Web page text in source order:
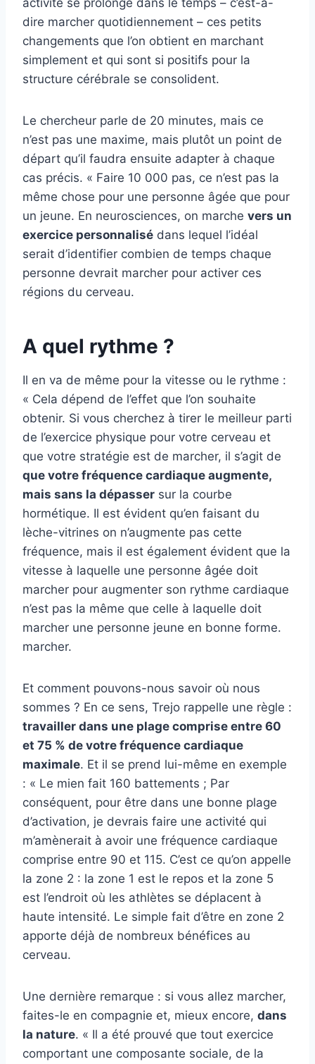
activité se prolonge dans le temps – c’est-à-
dire marcher quotidiennement – ces petits
changements que l’on obtient en marchant
simplement et qui sont si positifs pour la
structure cérébrale se consolident.
Le chercheur parle de 20 minutes, mais ce
n’est pas une maxime, mais plutôt un point de
départ qu’il faudra ensuite adapter à chaque
cas précis. « Faire 10 000 pas, ce n’est pas la
même chose pour une personne âgée que pour
un jeune. En neurosciences, on marche vers un
exercice personnalisé dans lequel l’idéal
serait d’identifier combien de temps chaque
personne devrait marcher pour activer ces
régions du cerveau.
A quel rythme ?
Il en va de même pour la vitesse ou le rythme :
« Cela dépend de l’effet que l’on souhaite
obtenir. Si vous cherchez à tirer le meilleur parti
de l’exercice physique pour votre cerveau et
que votre stratégie est de marcher, il s’agit de
que votre fréquence cardiaque augmente,
mais sans la dépasser sur la courbe
hormétique. Il est évident qu’en faisant du
lèche-vitrines on n’augmente pas cette
fréquence, mais il est également évident que la
vitesse à laquelle une personne âgée doit
marcher pour augmenter son rythme cardiaque
n’est pas la même que celle à laquelle doit
marcher une personne jeune en bonne forme.
marcher.
Et comment pouvons-nous savoir où nous
sommes ? En ce sens, Trejo rappelle une règle :
travailler dans une plage comprise entre 60
et 75 % de votre fréquence cardiaque
maximale. Et il se prend lui-même en exemple
: « Le mien fait 160 battements ; Par
conséquent, pour être dans une bonne plage
d’activation, je devrais faire une activité qui
m’amènerait à avoir une fréquence cardiaque
comprise entre 90 et 115. C’est ce qu’on appelle
la zone 2 : la zone 1 est le repos et la zone 5
est l’endroit où les athlètes se déplacent à
haute intensité. Le simple fait d’être en zone 2
apporte déjà de nombreux bénéfices au
cerveau.
Une dernière remarque : si vous allez marcher,
faites-le en compagnie et, mieux encore, dans
la nature. « Il a été prouvé que tout exercice
comportant une composante sociale, de la